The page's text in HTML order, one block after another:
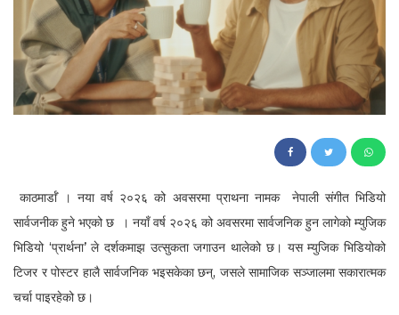
काठमार्डाँ । नया वर्ष २०२६ को अवसरमा प्राथना नामक नेपाली संगीत भिडियो
सार्वजनीक हुने भएको छ । नयाँ वर्ष २०२६ को अवसरमा सार्वजनिक हुन लागेको म्युजिक
भिडियो ‘प्रार्थना’ ले दर्शकमाझ उत्सुकता जगाउन थालेको छ। यस म्युजिक भिडियोको
टिजर र पोस्टर हालै सार्वजनिक भइसकेका छन्, जसले सामाजिक सञ्जालमा सकारात्मक
चर्चा पाइरहेको छ।